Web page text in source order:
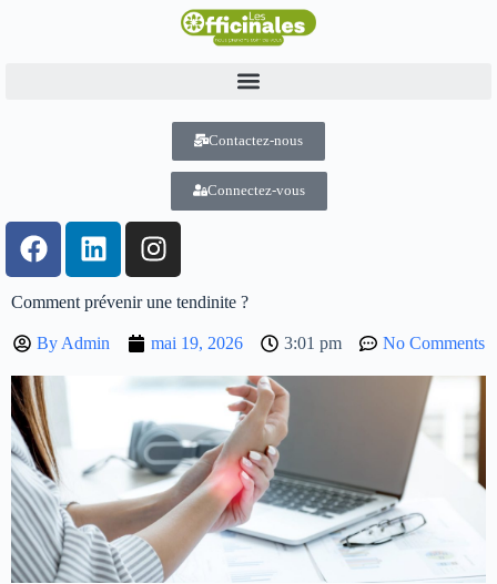
Contactez-nous
Connectez-vous
Comment prévenir une tendinite ?
ByAdmin mai 19, 2026 3:01 pm No Comments